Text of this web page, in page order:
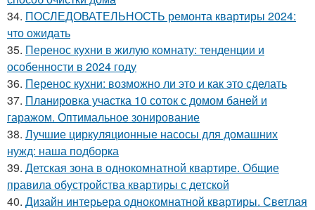
34. ПОСЛЕДОВАТЕЛЬНОСТЬ ремонта квартиры 2024:
что ожидать
35. Перенос кухни в жилую комнату: тенденции и
особенности в 2024 году
36. Перенос кухни: возможно ли это и как это сделать
37. Планировка участка 10 соток с домом баней и
гаражом. Оптимальное зонирование
38. Лучшие циркуляционные насосы для домашних
нужд: наша подборка
39. Детская зона в однокомнатной квартире. Общие
правила обустройства квартиры с детской
40. Дизайн интерьера однокомнатной квартиры. Светлая